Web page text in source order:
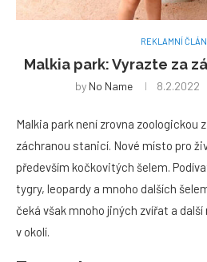
REKLAMNÍ
Malkia park: Vyrazte za
by No Name 8.2.2022
Malkia park není zrovna zoologickou
záchranou stanicí. Nové místo pro
především kočkovitých šelem.
tygry, leopardy a mnoho dalších
čeká však mnoho jiných zvířat a
v okolí.